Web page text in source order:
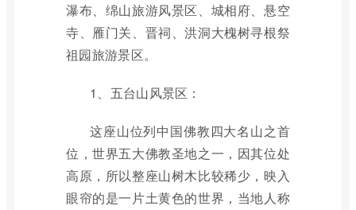
瀑布、绵山旅游风景区、城相府、悬空
寺、雁门关、晋祠、洪洞大槐树寻根祭
祖园旅游景区。
1、五台山风景区：
这座山位列中国佛教四大名山之首
位，世界五大佛教圣地之一，因其位处
高原，所以整座山树木比较稀少，映入
眼帘的是一片土黄色的世界，当地人称